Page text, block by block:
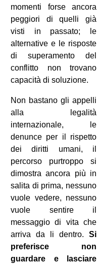
momenti forse ancora
peggiori di quelli già
visti in passato; le
alternative e le risposte
di superamento del
conflitto non trovano
capacità di soluzione.
Non bastano gli appelli
alla legalità
internazionale, le
denunce per il rispetto
dei diritti umani, il
percorso purtroppo si
dimostra ancora più in
salita di prima, nessuno
vuole vedere, nessuno
vuole sentire il
messaggio di vita che
arriva da li dentro. Si
preferisce non
guardare e lasciare